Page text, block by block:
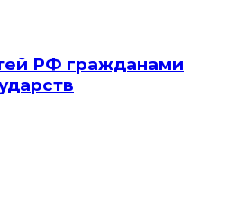
РФ гражданами